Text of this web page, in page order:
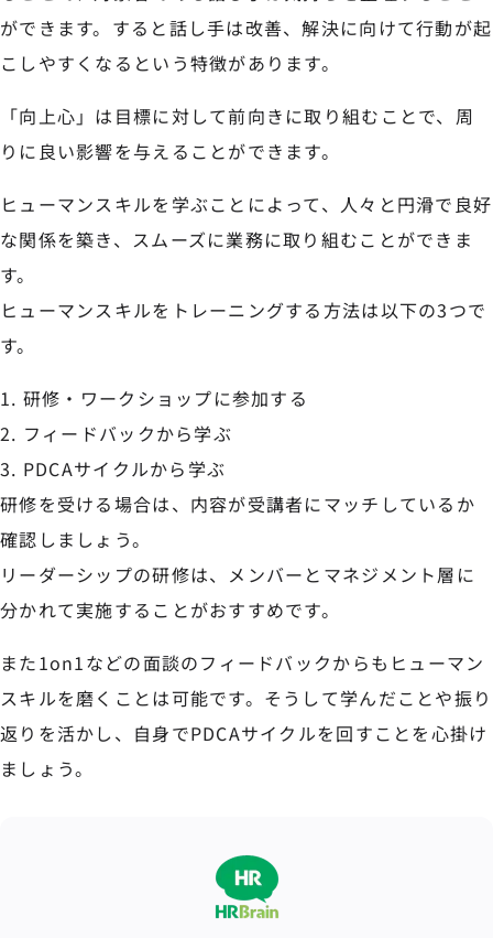
ができます。すると話し手は改善、解決に向けて行動が起
こしやすくなるという特徴があります。
「向上心」は目標に対して前向きに取り組むことで、周
りに良い影響を与えることができます。
ヒューマンスキルを学ぶことによって、人々と円滑で良好
な関係を築き、スムーズに業務に取り組むことができま
す。
ヒューマンスキルをトレーニングする方法は以下の3つで
す。
研修・ワークショップに参加する
フィードバックから学ぶ
PDCAサイクルから学ぶ
研修を受ける場合は、内容が受講者にマッチしているか
確認しましょう。
リーダーシップの研修は、メンバーとマネジメント層に
分かれて実施することがおすすめです。
また1on1などの面談のフィードバックからもヒューマン
スキルを磨くことは可能です。そうして学んだことや振り
返りを活かし、自身でPDCAサイクルを回すことを心掛け
ましょう。